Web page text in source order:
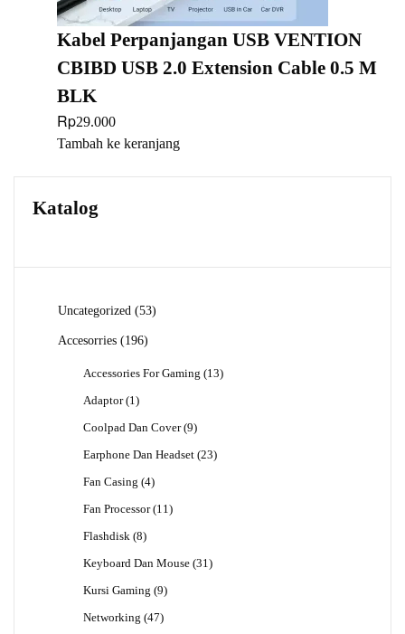
Kabel Perpanjangan USB VENTION
CBIBD USB 2.0 Extension Cable 0.5 M
BLK
Rp29.000
Tambah ke keranjang
Katalog
Uncategorized 5353
Accesorries
196196
Accessories For Gaming 1313
Adaptor 11
Coolpad Dan Cover 99
Earphone Dan Headset 2323
Fan Casing 44
Fan Processor 1111
Flashdisk 88
Keyboard Dan Mouse 3131
Kursi Gaming 99
Networking 4747